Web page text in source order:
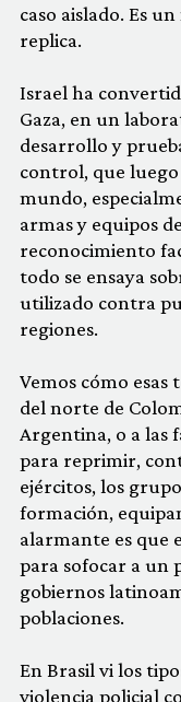
caso aislado. Es
replica.
Israel ha
Gaza, en un
desarrollo y
control, que luego
mundo,
armas y equipos
reconocimiento
todo se ensaya
utilizado contra
regiones.
Vemos cómo
del norte de
Argentina, o a las
para reprimir,
ejércitos, los
formación,
alarmante es que
para sofocar a un
gobiernos
poblaciones.
En Brasil vi los
violencia policial